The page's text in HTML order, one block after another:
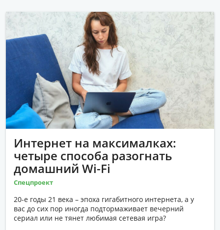
Интернет на максималках:
четыре способа разогнать
домашний Wi-Fi
Спецпроект
20-е годы 21 века – эпоха гигабитного интернета, а у
вас до сих пор иногда подтормаживает вечерний
сериал или не тянет любимая сетевая игра?